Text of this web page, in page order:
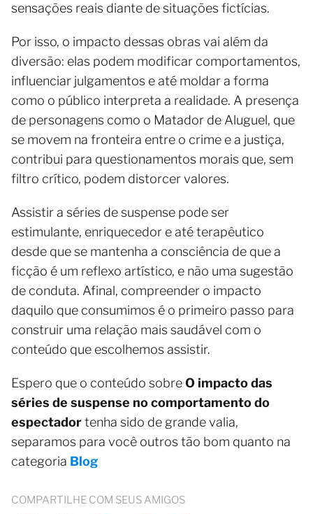
sensações reais diante de situações fictícias.
Por isso, o impacto dessas obras vai além da
diversão: elas podem modificar comportamentos,
influenciar julgamentos e até moldar a forma
como o público interpreta a realidade. A presença
de personagens como o Matador de Aluguel, que
se movem na fronteira entre o crime e a justiça,
contribui para questionamentos morais que, sem
filtro crítico, podem distorcer valores.
Assistir a séries de suspense pode ser
estimulante, enriquecedor e até terapêutico
desde que se mantenha a consciência de que a
ficção é um reflexo artístico, e não uma sugestão
de conduta. Afinal, compreender o impacto
daquilo que consumimos é o primeiro passo para
construir uma relação mais saudável com o
conteúdo que escolhemos assistir.
Espero que o conteúdo sobreO impacto das
séries de suspense no comportamento do
espectadortenha sido de grande valia,
separamos para você outros tão bom quanto na
categoria Blog
COMPARTILHE COM SEUS AMIGOS